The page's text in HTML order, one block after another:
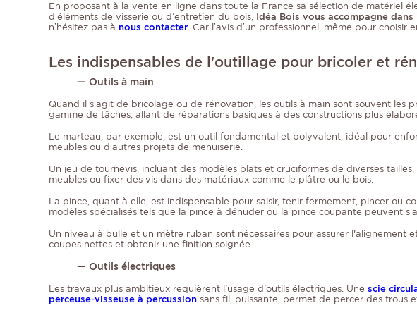
En proposant à la vente en ligne dans toute la France sa sélection de matériel
d’éléments de visserie ou d’entretien du bois, Idéa Bois vous accompagne
n’hésitez pas à nous contacter. Car l’avis d’un professionnel, même pour
Les indispensables de l'outillage pour bricoler et
— Outils à main
Quand il s'agit de bricolage ou de rénovation, les outils à main sont souvent les
gamme de tâches, allant de réparations basiques à des constructions plus
Le marteau, par exemple, est un outil fondamental et polyvalent, idéal pour
meubles ou d'autres projets de menuiserie.
Un jeu de tournevis, incluant des modèles plats et cruciformes de diverses
meubles ou fixer des vis dans des matériaux comme le plâtre ou le bois.
La pince, quant à elle, est indispensable pour saisir, tenir fermement, pincer ou
modèles spécialisés tels que la pince à dénuder ou la pince coupante peuvent
Un niveau à bulle et un mètre ruban sont nécessaires pour assurer l'alignement
coupes nettes et obtenir une finition soignée.
— Outils électriques
Les travaux plus ambitieux requièrent l'usage d'outils électriques. Une scie
perceuse-visseuse à percussion sans fil, puissante, permet de percer des trous